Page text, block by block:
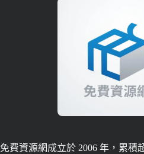
免費資源網成立於 2006 年，累積